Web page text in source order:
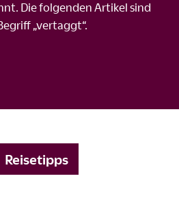
Die folgenden Artikel sind
„vertaggt“.
Reisetipps